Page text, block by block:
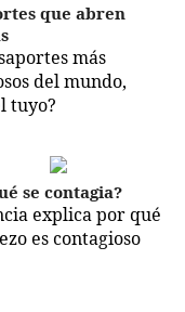
que abren
más
del mundo,
tuyo?
se contagia?
explica por qué
es contagioso